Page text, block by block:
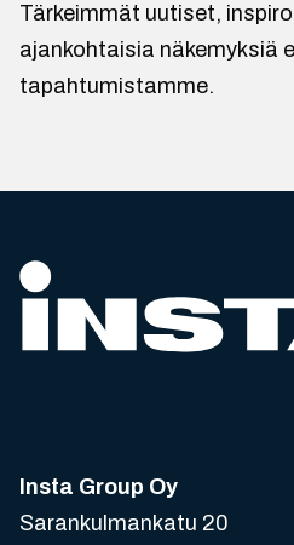
Tärkeimmät uutiset,
ajankohtaisia näkemyksiä
tapahtumistamme.
Insta Group Oy
Sarankulmankatu 20